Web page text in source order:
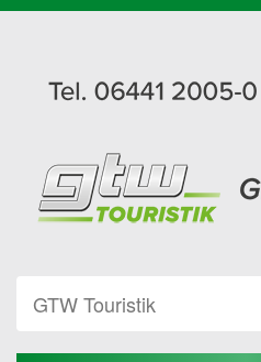
GTW Touristik